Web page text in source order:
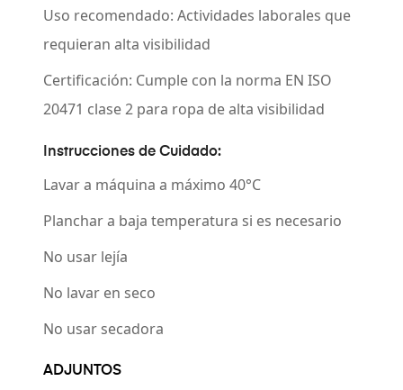
Uso recomendado: Actividades laborales que
requieran alta visibilidad
Certificación: Cumple con la norma EN ISO
20471 clase 2 para ropa de alta visibilidad
Instrucciones de Cuidado:
Lavar a máquina a máximo 40°C
Planchar a baja temperatura si es necesario
No usar lejía
No lavar en seco
No usar secadora
ADJUNTOS